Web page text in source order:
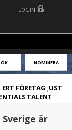
LOGIN
NOMINERA
FÖRETAG JUST
TALENT
är